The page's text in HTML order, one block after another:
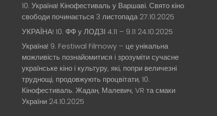
10. Україна! Кінофестиваль у Варшаві. Свято кіно
свободи починається 3 листопада 27.10.2025
УКРАЇНА! 10. ФФ у ЛОДЗІ 4.11 – 9.11 24.10.2025
Україна! 9. Festiwal Filmowy – це унікальна
можливість познайомитися і зрозуміти сучасне
українське кіно і культуру, які, попри величезні
труднощі, продовжують процвітати, 10.
Кінофестиваль. Жадан, Малевич, VR та смаки
України 24.10.2025